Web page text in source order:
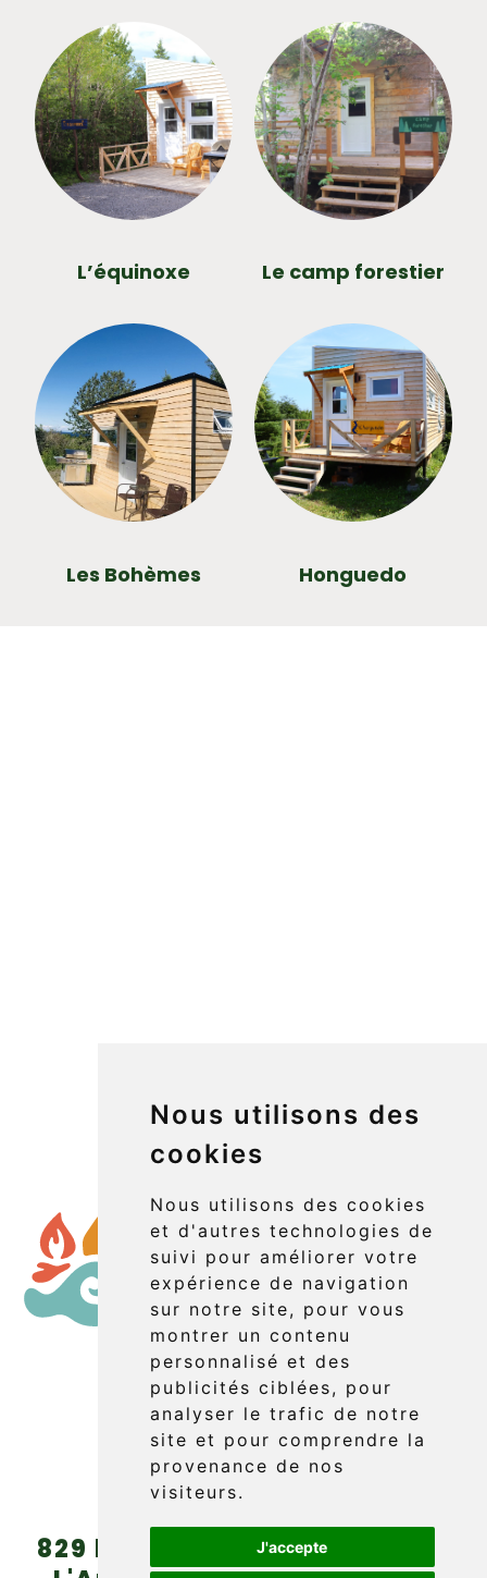
Nous utilisons des
cookies
Nous utilisons des cookies
et d'autres technologies de
suivi pour améliorer votre
expérience de navigation
sur notre site, pour vous
montrer un contenu
personnalisé et des
publicités ciblées, pour
analyser le trafic de notre
site et pour comprendre la
provenance de nos
visiteurs.
J'accepte
L’équinoxe Le camp forestier
Les Bohèmes Honguedo
Réserver
829 boul. Griffon (route 132)